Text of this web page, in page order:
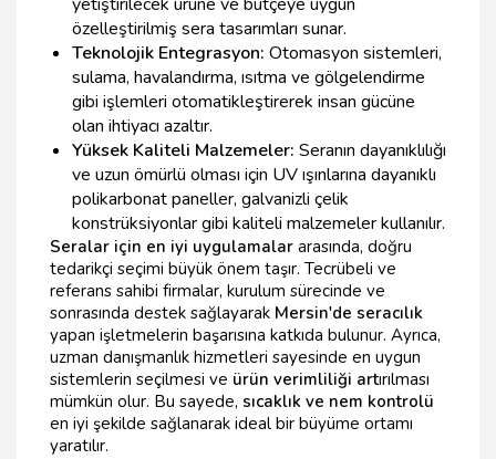
özelleştirilmiş sera tasarımları sunar.
Teknolojik Entegrasyon: Otomasyon sistemleri,
sulama, havalandırma, ısıtma ve gölgelendirme
gibi işlemleri otomatikleştirerek insan gücüne
olan ihtiyacı azaltır.
Yüksek Kaliteli Malzemeler: Seranın dayanıklılığı
ve uzun ömürlü olması için UV ışınlarına dayanıklı
polikarbonat paneller, galvanizli çelik
konstrüksiyonlar gibi kaliteli malzemeler kullanılır.
Seralar için en iyi uygulamalar arasında, doğru
tedarikçi seçimi büyük önem taşır. Tecrübeli ve
referans sahibi firmalar, kurulum sürecinde ve
sonrasında destek sağlayarak Mersin'de seracılık
yapan işletmelerin başarısına katkıda bulunur. Ayrıca,
uzman danışmanlık hizmetleri sayesinde en uygun
sistemlerin seçilmesi ve ürün verimliliği artırılması
mümkün olur. Bu sayede, sıcaklık ve nem kontrolü
en iyi şekilde sağlanarak ideal bir büyüme ortamı
yaratılır.